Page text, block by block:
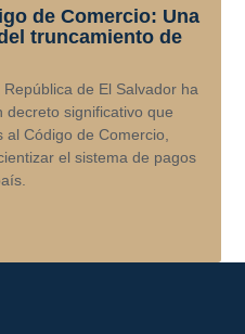
de Comercio: Una
truncamiento de
de El Salvador ha
decreto significativo que
al Código de Comercio,
el sistema de pagos